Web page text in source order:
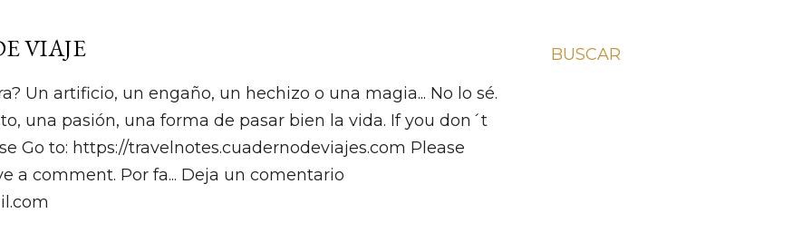
BUSCAR
VIAJE
Un artificio, un engaño, un hechizo o una magia... No lo sé.
una pasión, una forma de pasar bien la vida. If you don´t
Go to: https://travelnotes.cuadernodeviajes.com Please
a comment. Por fa... Deja un comentario